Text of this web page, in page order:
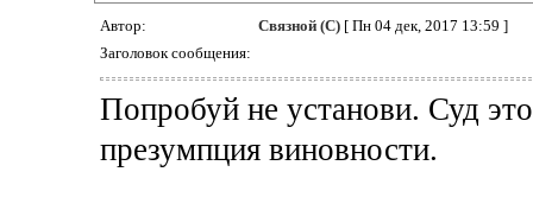
Автор: Связной (С)[ Пн 04 дек, 2017 13:59 ]
Заголовок сообщения:
Попробуй не установи. Суд
презумпция виновности.